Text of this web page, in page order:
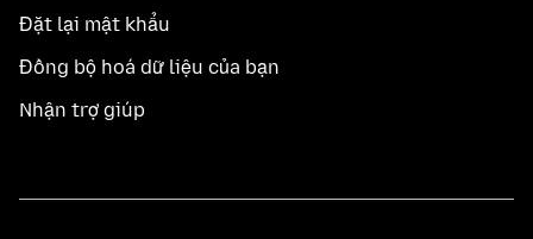
Đặt lại mật khẩu
Đồng bộ hoá dữ liệu của bạn
Nhận trợ giúp